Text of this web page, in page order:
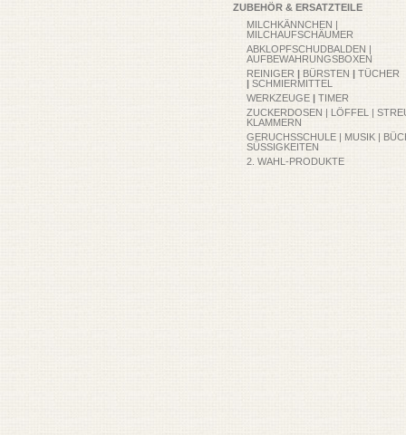
ZUBEHÖR & ERSATZTEILE
MILCHKÄNNCHEN |
MILCHAUFSCHÄUMER
ABKLOPFSCHUDBALDEN |
AUFBEWAHRUNGSBOXEN
REINIGER | BÜRSTEN | TÜCHER
| SCHMIERMITTEL
WERKZEUGE | TIMER
ZUCKERDOSEN | LÖFFEL |
KLAMMERN
GERUCHSSCHULE | MUSIK |
SÜSSIGKEITEN
2. WAHL-PRODUKTE